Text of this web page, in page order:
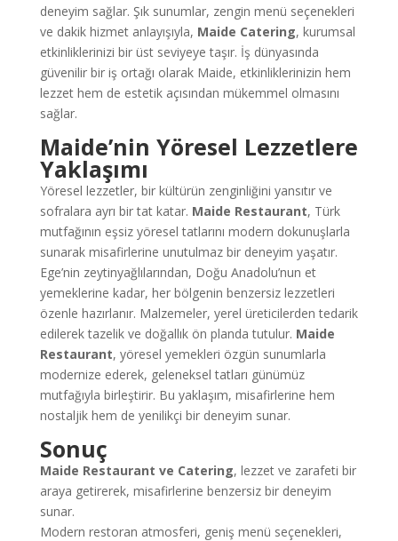
deneyim sağlar. Şık sunumlar, zengin menü seçenekleri
ve dakik hizmet anlayışıyla, Maide Catering, kurumsal
etkinliklerinizi bir üst seviyeye taşır. İş dünyasında
güvenilir bir iş ortağı olarak Maide, etkinliklerinizin hem
lezzet hem de estetik açısından mükemmel olmasını
sağlar.
Maide’nin Yöresel Lezzetlere
Yaklaşımı
Yöresel lezzetler, bir kültürün zenginliğini yansıtır ve
sofralara ayrı bir tat katar. Maide Restaurant, Türk
mutfağının eşsiz yöresel tatlarını modern dokunuşlarla
sunarak misafirlerine unutulmaz bir deneyim yaşatır.
Ege’nin zeytinyağlılarından, Doğu Anadolu’nun et
yemeklerine kadar, her bölgenin benzersiz lezzetleri
özenle hazırlanır. Malzemeler, yerel üreticilerden tedarik
edilerek tazelik ve doğallık ön planda tutulur. Maide
Restaurant, yöresel yemekleri özgün sunumlarla
modernize ederek, geleneksel tatları günümüz
mutfağıyla birleştirir. Bu yaklaşım, misafirlerine hem
nostaljik hem de yenilikçi bir deneyim sunar.
Sonuç
Maide Restaurant ve Catering, lezzet ve zarafeti bir
araya getirerek, misafirlerine benzersiz bir deneyim
sunar.
Modern restoran atmosferi, geniş menü seçenekleri,